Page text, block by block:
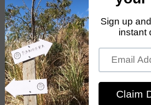
Skip to
product
information